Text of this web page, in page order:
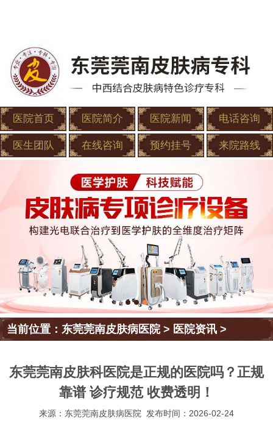
医院首页 医院简介 医院新闻 电话咨询
医生团队 在线咨询 预约挂号 来院路线
当前位置：东莞莞南皮肤病医院> 医院资讯 >
东莞莞南皮肤科医院是正规的医院吗？正规
靠谱 诊疗规范 收费透明！
来源：东莞莞南皮肤病医院 发布时间：2026-02-24